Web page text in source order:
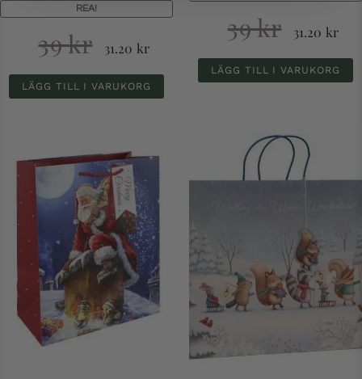
REA!
39kr 31.20 kr
LÄGG TILL I VARUKORG
39kr 31.20 kr
LÄGG TILL I VARUKORG